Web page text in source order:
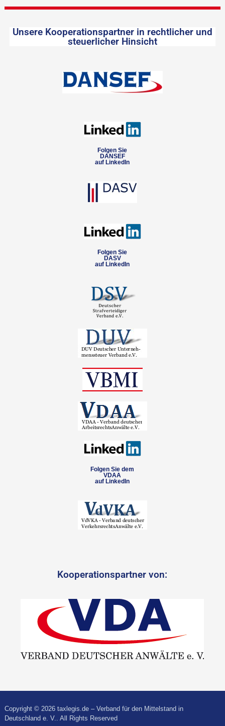
Unsere Kooperationspartner in rechtlicher und
steuerlicher Hinsicht
Folgen Sie
DANSEF
auf LinkedIn
Folgen Sie
DASV
auf LinkedIn
Folgen Sie dem
VDAA
auf LinkedIn
Kooperationspartner von:
Copyright © 2026 taxlegis.de – Verband für den Mittelstand in
Deutschland e. V.. All Rights Reserved